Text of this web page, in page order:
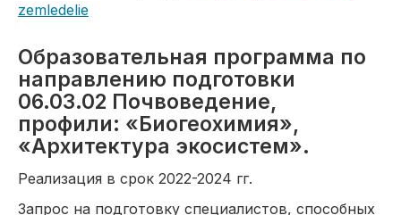
zemledelie
Образовательная программа по
направлению подготовки
06.03.02 Почвоведение,
профили: «Биогеохимия»,
«Архитектура экосистем».
Реализация в срок 2022-2024 гг.
Запрос на подготовку специалистов, способных